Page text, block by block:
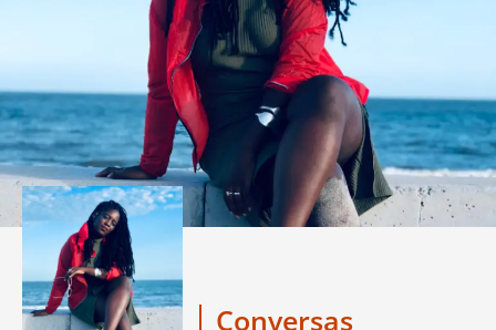
Conversas